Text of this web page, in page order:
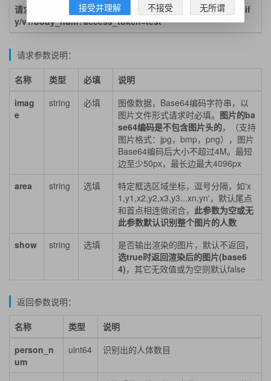
请求示例：https://aip.baidubce.com/rest/2.0/image-classif
y/v1/body_num?access_token=test
请求参数说明：
名称 类型 必填
说明
imag
e
string 必填
图像数据，Base64编码字符串，以
图片文件形式请求时必填。 图片的ba
se64编码是不包含图片头的，（支持
图片格式：jpg，bmp，png），图片
Base64编码后大小不超过4M。最短
边至少50px，最长边最大4096px
area
string 选填
特定框选区域坐标，逗号分隔，如‘x
1,y1,x2,y2,x3,y3...xn,yn'，默认尾点
和首点相连做闭合， 此参数为空或无
此参数默认识别整个图片的人数
show
string 选填
是否输出渲染的图片，默认不返回，
选true时返回渲染后的图片(base6
4)，其它无效值或为空则默认false
返回参数说明：
名称 类型
说明
person_n
um
uint64 识别出的人体数目
接受并理解 不接受 无所谓